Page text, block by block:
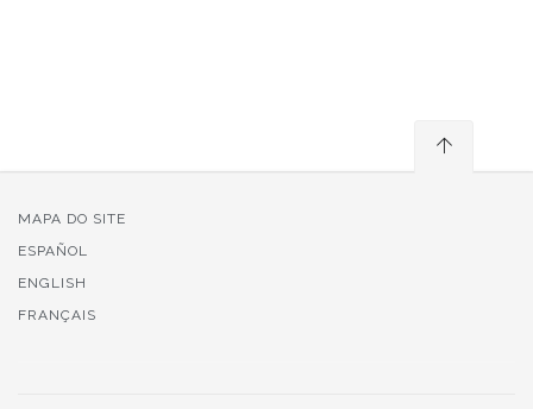
MAPA DO SITE
ESPAÑOL
ENGLISH
FRANÇAIS